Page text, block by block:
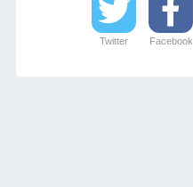
Twitter Facebook